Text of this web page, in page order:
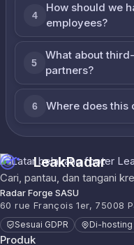
4
How should we
employees?
5
What about
partners?
6 Where does this
LeakRadar
Cari, pantau, dan tangani
Radar Forge SASU
60 rue François 1er, 75008
Sesuai GDPR Di-hosting
Produk